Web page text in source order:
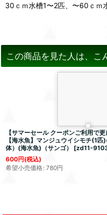
30ｃｍ水槽1〜2匹、〜60ｃｍ
この商品を見た人は、こ
【サマーセール クーポンご利用で
【海水魚】マンジュウイシモチ(1
体）(海水魚)（サンゴ）
[zd11-
600円(税込)
希望小売価格: 780円